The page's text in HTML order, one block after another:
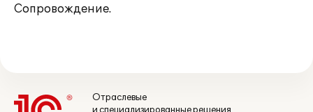
Сопровождение.
Отраслевые